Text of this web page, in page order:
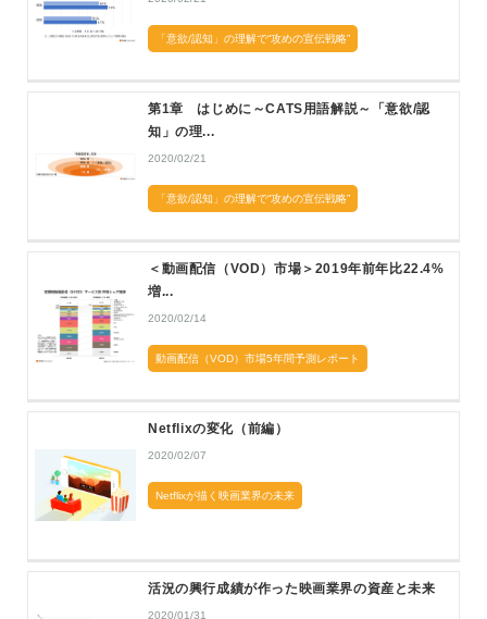
「意欲/認知」の理解で“攻めの宣伝戦略”
第1章 はじめに～CATS用語解説～「意欲/認
知」の理...
2020/02/21
「意欲/認知」の理解で“攻めの宣伝戦略”
＜動画配信（VOD）市場＞2019年前年比22.4%
増...
2020/02/14
動画配信（VOD）市場5年間予測レポート
Netflixの変化（前編）
2020/02/07
Netflixが描く映画業界の未来
活況の興行成績が作った映画業界の資産と未来
2020/01/31